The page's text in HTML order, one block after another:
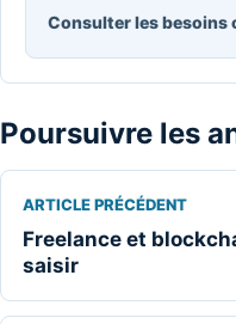
Consulter les besoins
Poursuivre les
ARTICLE PRÉCÉDENT
Freelance et
saisir